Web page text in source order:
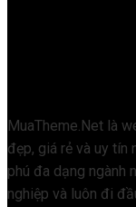
MuaTheme.Net là
đẹp, giá rẻ và uy tín
phú đa dạng ngành
nghiệp và luôn đi